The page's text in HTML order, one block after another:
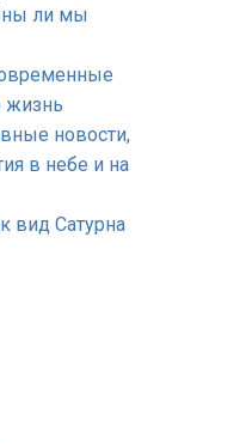
ли мы
жизнь
новости,
в небе и на
вид Сатурна